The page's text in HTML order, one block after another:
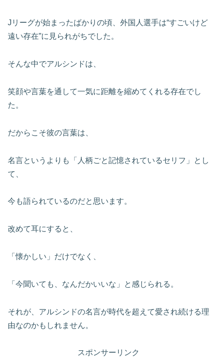
Jリーグが始まったばかりの頃、外国人選手は“すごいけど
遠い存在”に見られがちでした。
そんな中でアルシンドは、
笑顔や言葉を通して一気に距離を縮めてくれる存在でし
た。
だからこそ彼の言葉は、
名言というよりも「人柄ごと記憶されているセリフ」とし
て、
今も語られているのだと思います。
改めて耳にすると、
「懐かしい」だけでなく、
「今聞いても、なんだかいいな」と感じられる。
それが、アルシンドの名言が時代を超えて愛され続ける理
由なのかもしれません。
スポンサーリンク